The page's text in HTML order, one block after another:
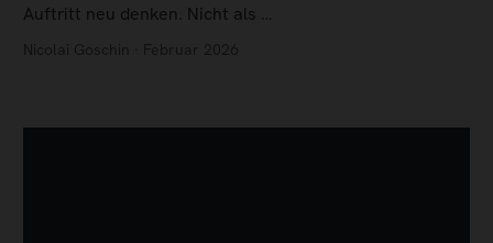
Auftritt neu denken. Nicht als …